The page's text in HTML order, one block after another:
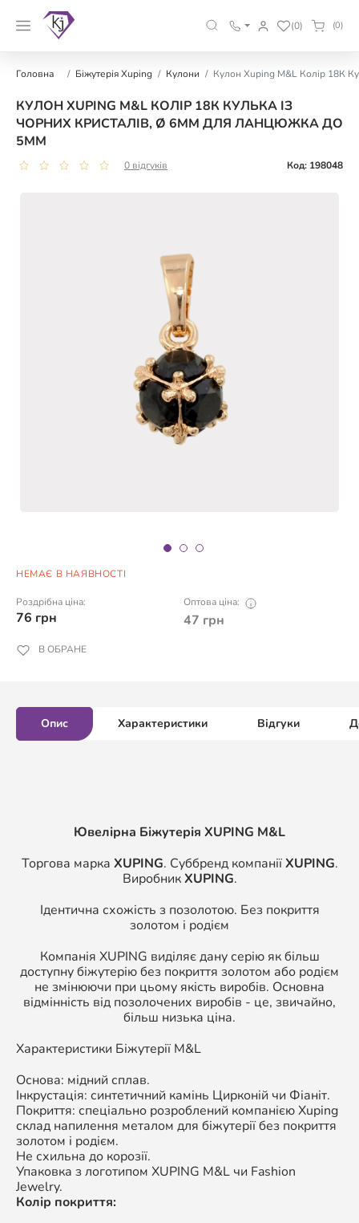
(0) (0)
Головна Біжутерія Xuping Кулони Кулон Xuping M&L Колір 18К
КУЛОН XUPING M&L КОЛІР 18К КУЛЬКА ІЗ
ЧОРНИХ КРИСТАЛІВ, Ø 6ММ ДЛЯ ЛАНЦЮЖКА ДО
5ММ
0 відгуків Код: 198048
НЕМАЄ В НАЯВНОСТІ
Роздрібна ціна:
76 грн
Оптова ціна:
47 грн
В ОБРАНЕ
Опис Характеристики Відгуки
Ювелірна Біжутерія XUPING M&L
Торгова марка XUPING. Суббренд компаніїXUPING.
ВиробникXUPING.
Ідентична схожість з позолотою. Без покриття
золотом і родієм
Компанія XUPING виділяє дану серію як більш
доступну біжутерію без покриття золотом або родієм
не змінюючи при цьому якість виробів. Основна
відмінність від позолочених виробів - це, звичайно,
більш низька ціна.
Характеристики Біжутерії M&L
Основа: мідний сплав.
Інкрустація: синтетичний камінь Цирконій чи Фіаніт.
Покриття: спеціально розроблений компанією Xuping
склад напилення металом для біжутерії без покриття
золотом і родієм.
Не схильна до корозії.
Упаковка з логотипом XUPING M&L чи Fashion
Jewelry.
Колір покриття: